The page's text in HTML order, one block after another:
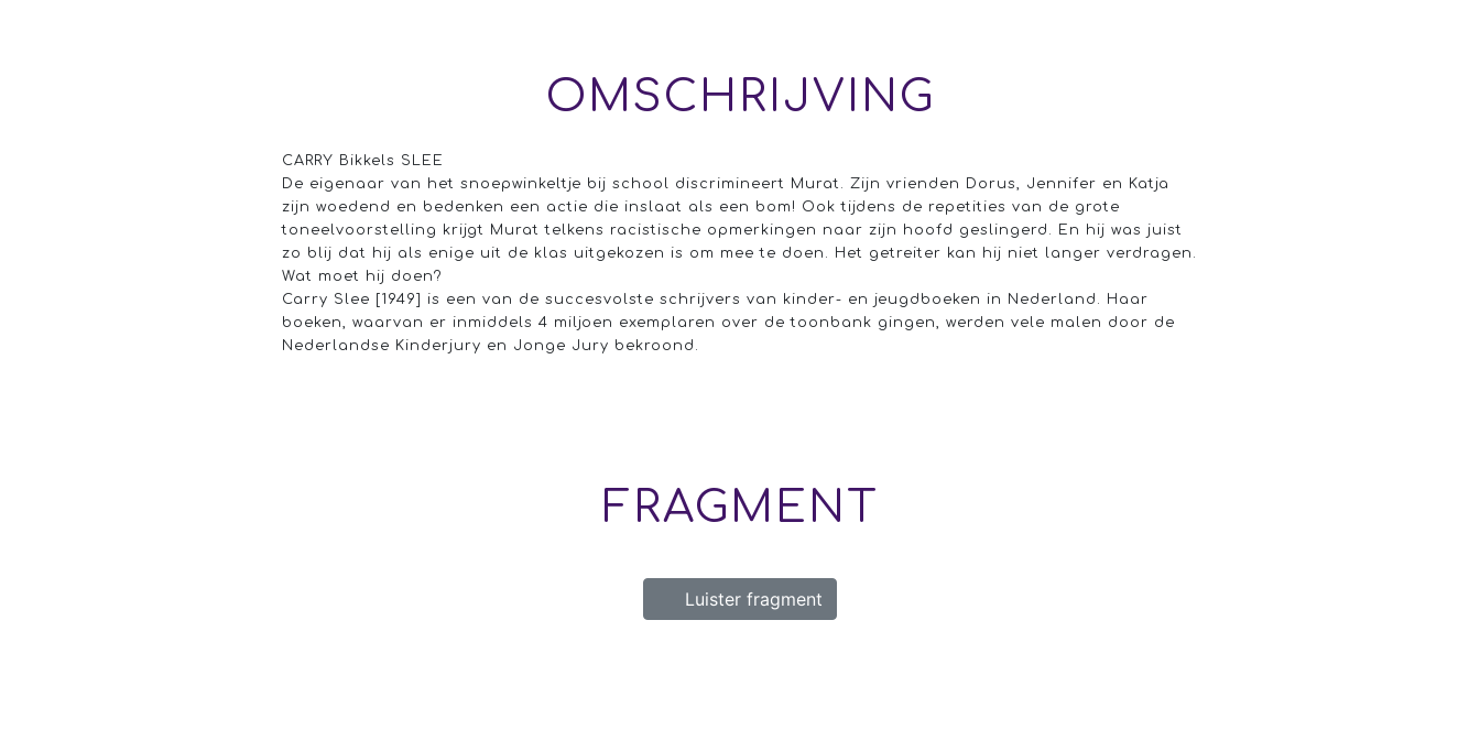
OMSCHRIJVING
CARRY Bikkels SLEE
De eigenaar van het snoepwinkeltje bij school discrimineert Murat. Zijn vrienden Dorus, Jennifer en Katja
zijn woedend en bedenken een actie die inslaat als een bom! Ook tijdens de repetities van de grote
toneelvoorstelling krijgt Murat telkens racistische opmerkingen naar zijn hoofd geslingerd. En hij was juist
zo blij dat hij als enige uit de klas uitgekozen is om mee te doen. Het getreiter kan hij niet langer verdragen.
Wat moet hij doen?
Carry Slee [1949] is een van de succesvolste schrijvers van kinder- en jeugdboeken in Nederland. Haar
boeken, waarvan er inmiddels 4 miljoen exemplaren over de toonbank gingen, werden vele malen door de
Nederlandse Kinderjury en Jonge Jury bekroond.
FRAGMENT
Luister fragment